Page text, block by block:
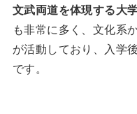
文武両道を体現する大
も非常に多く、文化系
が活動しており、入学
です。